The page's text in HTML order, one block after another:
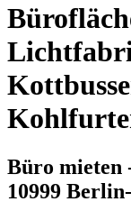
Büro mieten
10999